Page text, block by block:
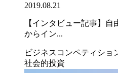
2019.08.21
【インタビュー記事】
からイン...
ビジネスコンペティショ
社会的投資